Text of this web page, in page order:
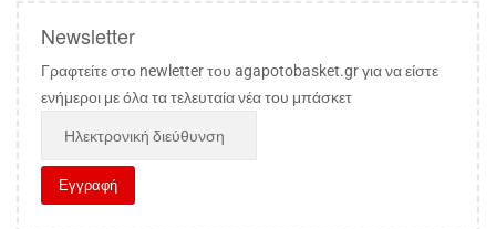
Newsletter
Γραφτείτε στο newletter του agapotobasket.gr για να είστε
ενήμεροι με όλα τα τελευταία νέα του μπάσκετ